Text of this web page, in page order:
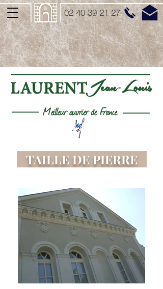
02 40 39 21 27
TAILLE DE PIERRE